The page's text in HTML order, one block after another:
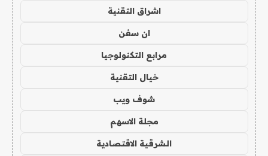
اشراق التقنية
ان سفن
مرابع التكنولوجيا
خيال التقنية
شوف ويب
مجلة الاسهم
الشرقية الاقتصادية